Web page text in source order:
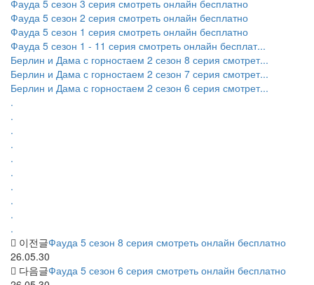
Фауда 5 сезон 3 серия смотреть онлайн бесплатно
Фауда 5 сезон 2 серия смотреть онлайн бесплатно
Фауда 5 сезон 1 серия смотреть онлайн бесплатно
Фауда 5 сезон 1 - 11 серия смотреть онлайн бесплат...
Берлин и Дама с горностаем 2 сезон 8 серия смотрет...
Берлин и Дама с горностаем 2 сезон 7 серия смотрет...
Берлин и Дама с горностаем 2 сезон 6 серия смотрет...
.
.
.
.
.
.
.
.
.
.
이전글Фауда 5 сезон 8 серия смотреть онлайн бесплатно
26.05.30
다음글Фауда 5 сезон 6 серия смотреть онлайн бесплатно